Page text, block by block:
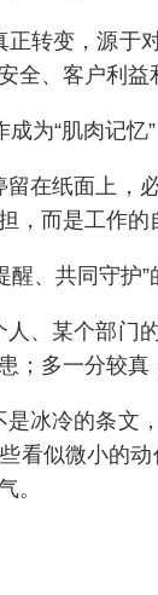
正转变，源于
全、客户利益
成为“肌肉记忆”
留在纸面上，
，而是工作的
醒、共同守护”
人、某个部门
；多一分较真
是冰冷的条文
似微小的动
。